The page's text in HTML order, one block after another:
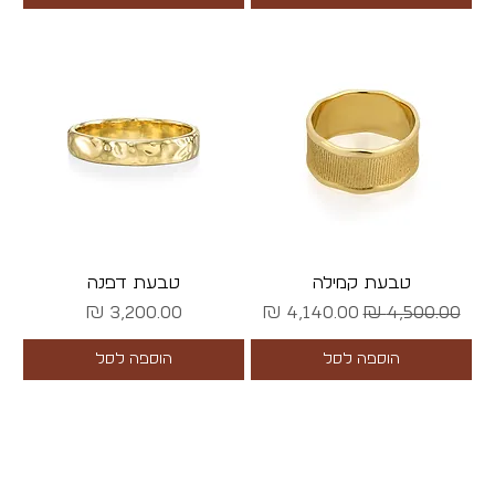
טבעת קמילה
מחיר רגיל‏4,500.00 ‏₪ מחיר מבצע
הוספה לסל
טבעת דפנה
מחיר
הוספה לסל